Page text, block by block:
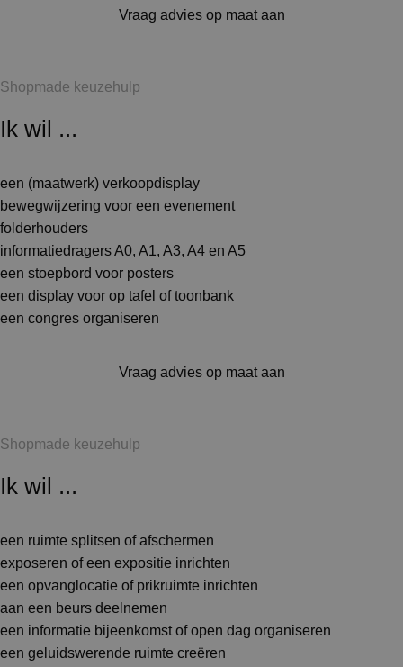
Vraag advies op maat aan
Shopmade keuzehulp
Ik wil ...
een (maatwerk) verkoopdisplay
bewegwijzering voor een evenement
folderhouders
informatiedragers A0, A1, A3, A4 en A5
een stoepbord voor posters
een display voor op tafel of toonbank
een congres organiseren
Vraag advies op maat aan
Shopmade keuzehulp
Ik wil ...
een ruimte splitsen of afschermen
exposeren of een expositie inrichten
een opvanglocatie of prikruimte inrichten
aan een beurs deelnemen
een informatie bijeenkomst of open dag organiseren
een geluidswerende ruimte creëren